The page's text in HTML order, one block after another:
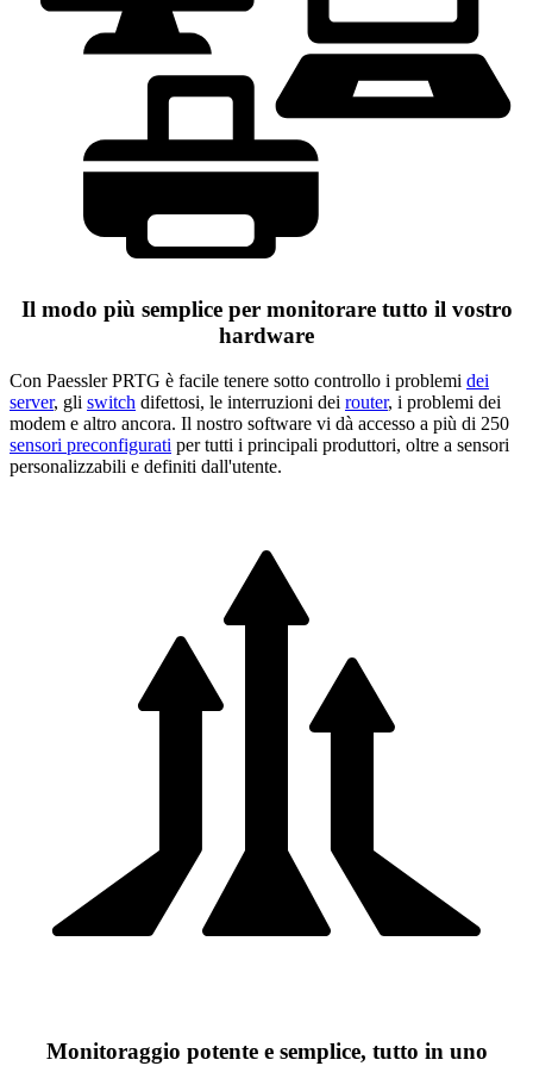
Il modo più semplice per monitorare tutto il vostro
hardware
Con Paessler PRTG è facile tenere sotto controllo i problemi dei
server, gli switch difettosi, le interruzioni dei router, i problemi dei
modem e altro ancora. Il nostro software vi dà accesso a più di 250
sensori preconfigurati per tutti i principali produttori, oltre a sensori
personalizzabili e definiti dall'utente.
Monitoraggio potente e semplice, tutto in uno